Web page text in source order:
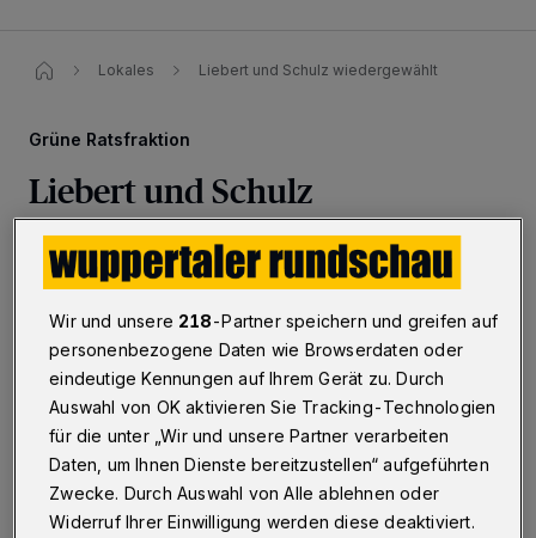
Lokales Liebert und Schulz wiedergewählt
Grüne Ratsfraktion
Liebert und Schulz
wiedergewählt
Wuppertal·Die Ratsfraktion der Wuppertaler Grünen
hat zur Hälfte der Ratsperiode Anja Liebert und Marc
Schulz einstimmig als Fraktionsvorsitzende bestätigt.
Dem Fraktionsvorstand gehört außerdem Bettina
Brücher in ihrer Funktion als Bürgermeisterin an.
27.06.2017 , 18:32 Uhr Eine Minute Lesezeit
Wir und unsere 218-Partner speichern und greifen auf
personenbezogene Daten wie Browserdaten oder
eindeutige Kennungen auf Ihrem Gerät zu. Durch
Auswahl von OK aktivieren Sie Tracking-Technologien
für die unter „Wir und unsere Partner verarbeiten
Daten, um Ihnen Dienste bereitzustellen“ aufgeführten
Zwecke. Durch Auswahl von Alle ablehnen oder
Widerruf Ihrer Einwilligung werden diese deaktiviert.